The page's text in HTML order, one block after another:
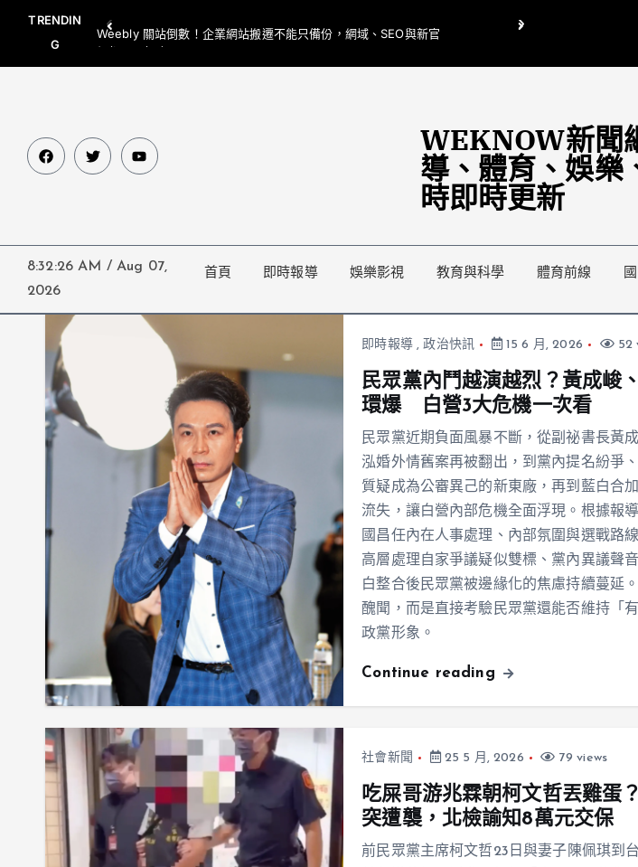
TRENDIN
G
Weebly 關站倒數！企業網站搬遷不能只備份，網域、SEO與新官
網都要一起處理
翁曉玲喊刪陸委會1295萬媒宣費
WEKNOW新聞
導、體育、娛樂
時即時更新
8:32:28 AM / Aug 07,
2026
首頁 即時報導 娛樂影視 教育與科學 體育前線
即時報導,政治快訊 15 6 月, 2026 52
民眾黨內鬥越演越烈？黃成峻
環爆 白營3大危機一次看
民眾黨近期負面風暴不斷，從副祕書長黃
泓婚外情舊案再被翻出，到黨內提名紛爭
質疑成為公審異己的新東廠，再到藍白合
流失，讓白營內部危機全面浮現。根據報
國昌任內在人事處理、內部氛圍與選戰路
高層處理自家爭議疑似雙標、黨內異議聲
白整合後民眾黨被邊緣化的焦慮持續蔓延
醜聞，而是直接考驗民眾黨還能否維持「
政黨形象。
Continue reading
社會新聞 25 5 月, 2026 79 views
吃屎哥游兆霖朝柯文哲丟雞蛋
突遭襲，北檢諭知8萬元交保
前民眾黨主席柯文哲23日與妻子陳佩琪到